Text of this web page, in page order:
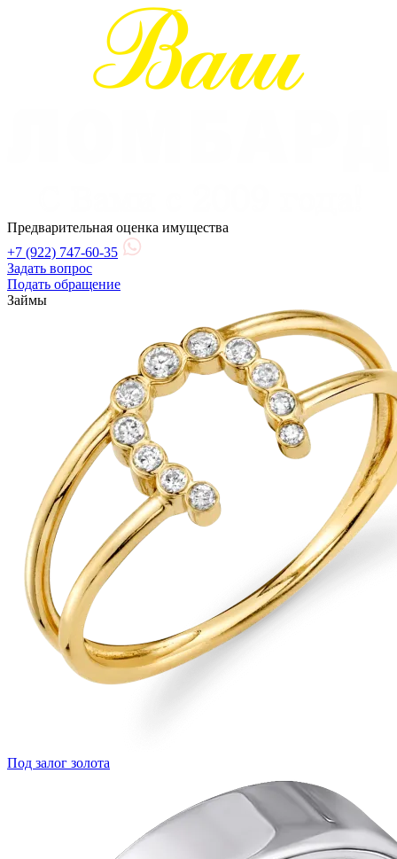
Предварительная оценка имущества
+7 (922) 747-60-35
Задать вопрос
Подать обращение
Займы
Под залог золота